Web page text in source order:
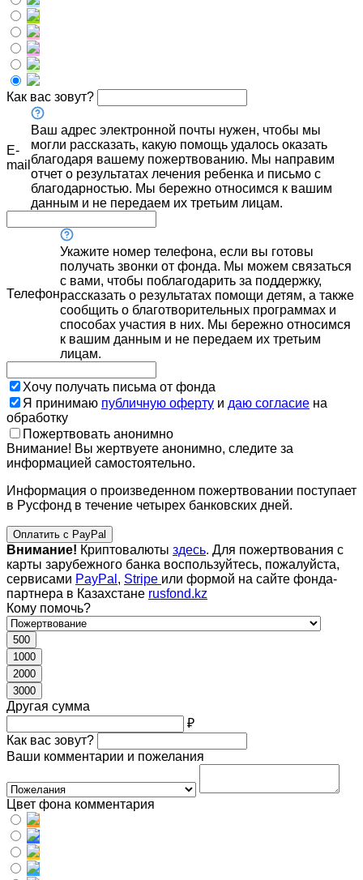
Как вас зовут?
E-
mail
Ваш адрес электронной почты нужен, чтобы мы
могли рассказать, какую помощь удалось оказать
благодаря вашему пожертвованию. Мы направим
отчет о результатах лечения ребенка и письмо с
благодарностью. Мы бережно относимся к вашим
данным и не передаем их третьим лицам.
Телефон
Укажите номер телефона, если вы готовы
получать звонки от фонда. Мы можем связаться
с вами, чтобы поблагодарить за поддержку,
рассказать о результатах помощи детям, а также
сообщить о благотворительных программах и
способах участия в них. Мы бережно относимся
к вашим данным и не передаем их третьим
лицам.
Хочу получать письма от фонда
Я принимаю публичную оферту и даю согласие на
обработку
Пожертвовать анонимно
Внимание! Вы жертвуете анонимно, следите за
информацией самостоятельно.
Информация о произведенном пожертвовании поступает
в Русфонд в течение четырех банковских дней.
Оплатить с PayPal
Внимание! Криптовалюты здесь. Для пожертвования с
карты зарубежного банка воспользуйтесь, пожалуйста,
сервисами PayPal , Stripe или формой на сайте фонда-
партнера в Казахстане rusfond.kz
Кому помочь?
500
1000
2000
3000
Другая сумма
₽
Как вас зовут?
Ваши комментарии и пожелания
Цвет фона комментария